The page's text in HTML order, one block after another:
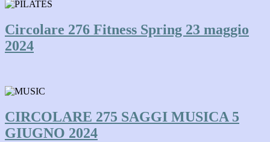
Circolare 276 Fitness Spring 23 maggio
2024
CIRCOLARE 275 SAGGI MUSICA 5
GIUGNO 2024